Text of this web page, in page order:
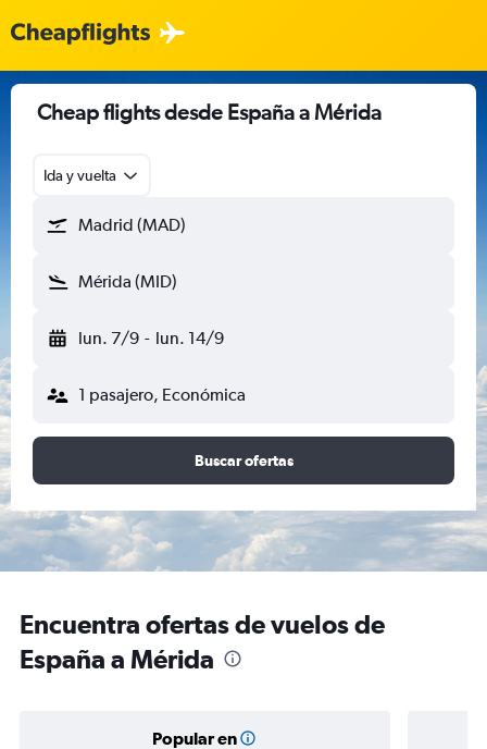
Cheap flights desde España a Mérida
Ida y vuelta
Madrid (MAD)
Mérida (MID)
lun. 7/9 - lun. 14/9
1 pasajero, Económica
Buscar ofertas
Encuentra ofertas de vuelos de
España a Mérida
Popular en